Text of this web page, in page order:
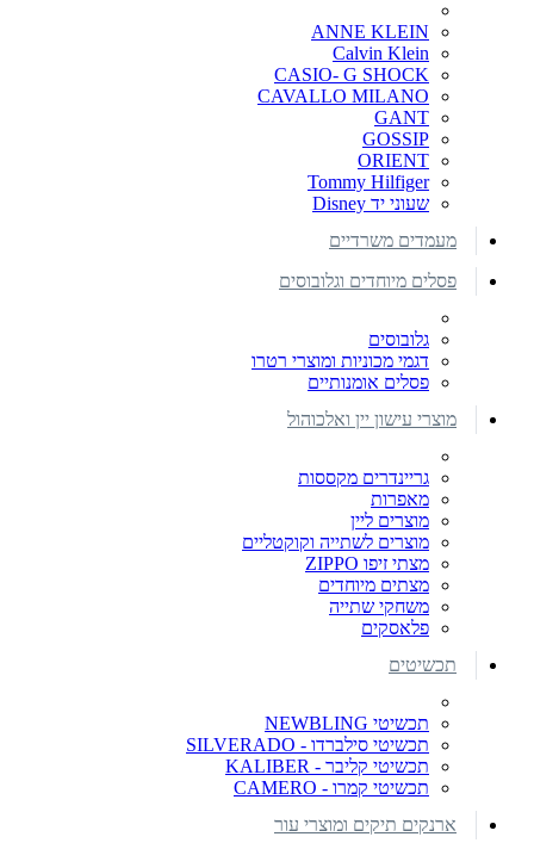
ANNE KLEIN
Calvin Klein
CASIO- G SHOCK
CAVALLO MILANO
GANT
GOSSIP
ORIENT
Tommy Hilfiger
שעוני יד Disney
מעמדים משרדיים
פסלים מיוחדים וגלובוסים
גלובוסים
דגמי מכוניות ומוצרי רטרו
פסלים אומנותיים
מוצרי עישון יין ואלכוהול
גריינדרים מקססות
מאפרות
מוצרים ליין
מוצרים לשתייה וקוקטליים
מצתי זיפו ZIPPO
מצתים מיוחדים
משחקי שתייה
פלאסקים
תכשיטים
תכשיטי NEWBLING
תכשיטי סילברדו - SILVERADO
תכשיטי קליבר - KALIBER
תכשיטי קמרו - CAMERO
ארנקים תיקים ומוצרי עור